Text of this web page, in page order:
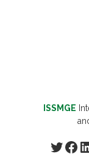
ISSMGE
Twitter Facebook LinkedIn